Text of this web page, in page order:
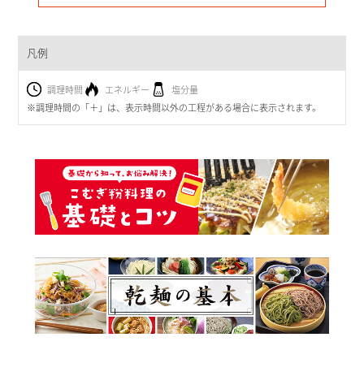
凡例
調理時間 エネルギー
塩分量
※調理時間の「＋」は、表示時間以外の工程がある場合に表示されます。